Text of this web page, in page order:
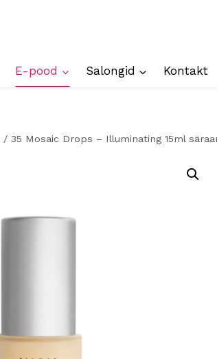
E-pood Salongid Kontakt
/ 35 Mosaic Drops – Illuminating 15ml